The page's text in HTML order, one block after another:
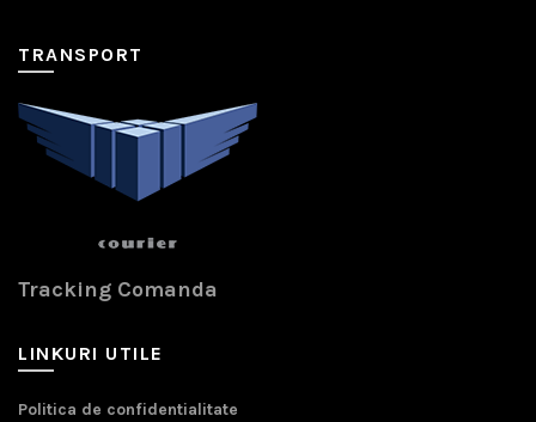
TRANSPORT
Tracking Comanda
LINKURI UTILE
Politica de confidentialitate